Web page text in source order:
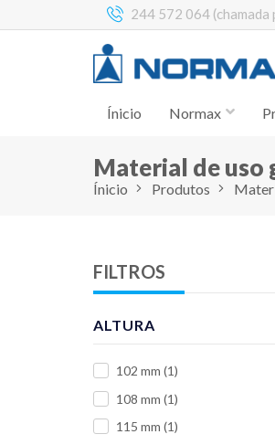
244 572 064 (chamada
Ínicio Normax
Material de uso
Ínicio Produtos
FILTROS
ALTURA
102 mm (1)
108 mm (1)
115 mm (1)